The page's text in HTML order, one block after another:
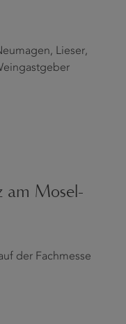
Lieser,
am Mosel-
der Fachmesse